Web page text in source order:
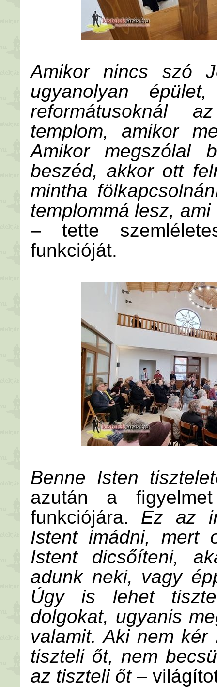
Amikor nincs szó
ugyanolyan
reformátusoknál
templom, amikor
Amikor megszólal
beszéd, akkor ott
mintha
templommá lesz,
– tette
funkcióját.
Benne Isten
azután a
funkciójára. Ez az
Istent imádni, mert
Istent dicsőíteni,
adunk neki, vagy
Úgy is lehet
dolgokat, ugyanis
valamit. Aki nem
tiszteli őt, nem
az tiszteli őt –